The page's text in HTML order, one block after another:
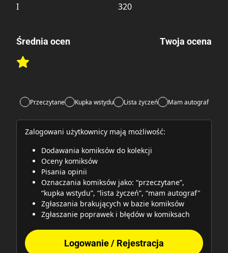
I
320
Średnia ocen
Rate this item:
Twoja ocena
Przeczytane Kupka wstydu Lista życzeń Mam autograf
Zalogowani użytkownicy mają możliwość:
Dodawania komiksów do kolekcji
Oceny komiksów
Pisania opinii
Oznaczania komiksów jako: “przeczytane”,
“kupka wstydu”, “lista życzeń”, “mam autograf"
Zgłaszania brakujących w bazie komiksów
Zgłaszanie poprawek i błędów w komiksach
Logowanie / Rejestracja